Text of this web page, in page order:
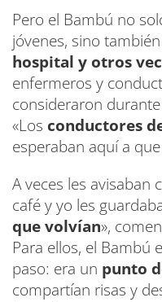
Pero el Bambú no
jóvenes, sino
hospital y otros
enfermeros y
consideraron
«Los conductores
esperaban aquí a
A veces les avisaban
café y yo les
que volvían»,
Para ellos, el Bambú
paso: era un punto
compartían risas y